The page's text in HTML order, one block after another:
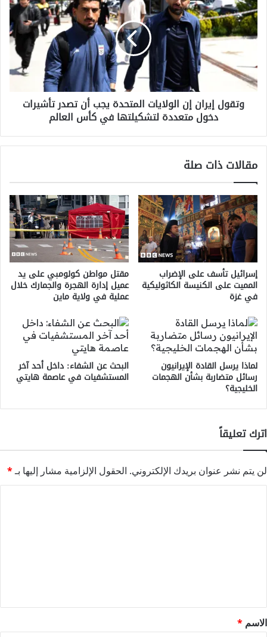
إيران
إن
الولايات
المتحدة
يجب
أن
تصدر
تأشيرات
دخول
في
العالم
وتقول إيران إن الولايات المتحدة يجب أن تصدر تأشيرات
دخول متعددة لتشكيلتها في كأس العالم
مقالات ذات صلة
إسرائيل تأسف على الإضراب
المميت على الكنيسة الكاثوليكية
في غزة
مقتل مواطن كولومبي على يد
عميل إدارة الهجرة والجمارك خلال
عملية في ولاية ماين
لماذا يرسل القادة الإيرانيون
رسائل متضاربة بشأن الهجمات
الخليجية؟
البحث عن الشفاء: داخل أحد آخر
المستشفيات في عاصمة هايتي
اترك تعليقاً
لن يتم نشر عنوان بريدك الإلكتروني. الحقول الإلزامية مشار إليها بـ*
*
الاسم *